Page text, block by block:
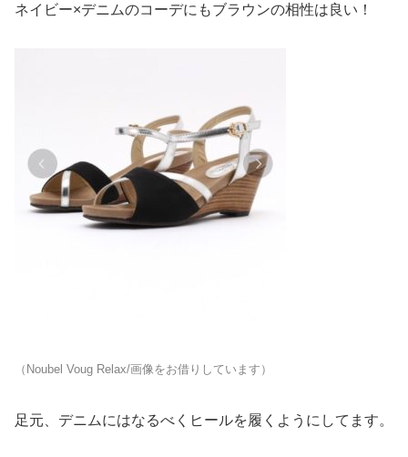
ネイビー×デニムのコーデにもブラウンの相性は良い！
（Noubel Voug Relax/画像をお借りしています）
足元、デニムにはなるべくヒールを履くようにしてます。